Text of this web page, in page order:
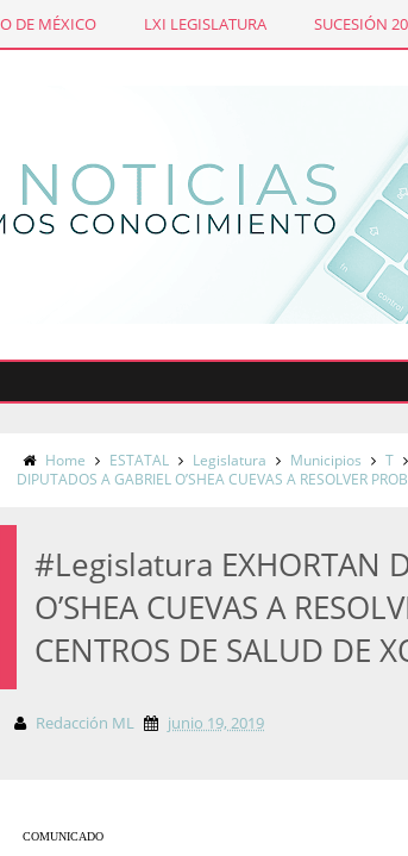
DE MÉXICO LXI LEGISLATURA SUCESIÓN
Home ESTATAL Legislatura Municipios T
DIPUTADOS A GABRIEL O’SHEA CUEVAS A RESOLVER
#Legislatura EXHORTAN
O’SHEA CUEVAS A
CENTROS DE SALUD DE
Redacción ML junio 19, 2019
COMUNICADO